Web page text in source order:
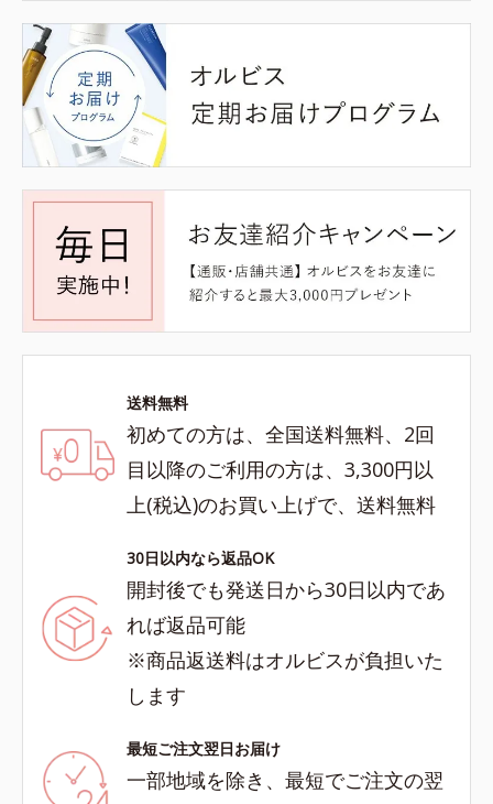
送料無料
初めての方は、全国送料無料、2回
目以降のご利用の方は、3,300円以
上(税込)のお買い上げで、送料無料
30日以内なら返品OK
開封後でも発送日から30日以内であ
れば返品可能
※商品返送料はオルビスが負担いた
します
最短ご注文翌日お届け
一部地域を除き、最短でご注文の翌